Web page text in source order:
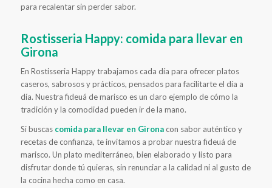
para recalentar sin perder sabor.
Rostisseria Happy: comida para llevar en
Girona
En Rostisseria Happy trabajamos cada día para ofrecer platos
caseros, sabrosos y prácticos, pensados para facilitarte el día a
día. Nuestra fideuá de marisco es un claro ejemplo de cómo la
tradición y la comodidad pueden ir de la mano.
Si buscas comida para llevar en Gironacon sabor auténtico y
recetas de confianza, te invitamos a probar nuestra fideuá de
marisco. Un plato mediterráneo, bien elaborado y listo para
disfrutar donde tú quieras, sin renunciar a la calidad ni al gusto de
la cocina hecha como en casa.